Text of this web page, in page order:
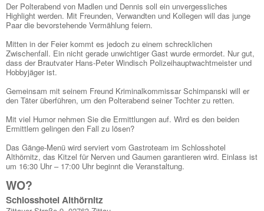
Der Polterabend von Madlen und Dennis soll ein unvergessliches
Highlight werden. Mit Freunden, Verwandten und Kollegen will das junge
Paar die bevorstehende Vermählung feiern.
Mitten in der Feier kommt es jedoch zu einem schrecklichen
Zwischenfall. Ein nicht gerade unwichtiger Gast wurde ermordet. Nur gut,
dass der Brautvater Hans-Peter Windisch Polizeihauptwachtmeister und
Hobbyjäger ist.
Gemeinsam mit seinem Freund Kriminalkommissar Schimpanski will er
den Täter überführen, um den Polterabend seiner Tochter zu retten.
Mit viel Humor nehmen Sie die Ermittlungen auf. Wird es den beiden
Ermittlern gelingen den Fall zu lösen?
Das Gänge-Menü wird serviert vom Gastroteam im Schlosshotel
Althörnitz, das Kitzel für Nerven und Gaumen garantieren wird. Einlass ist
um 16:30 Uhr – 17:00 Uhr beginnt die Veranstaltung.
WO?
Schlosshotel Althörnitz